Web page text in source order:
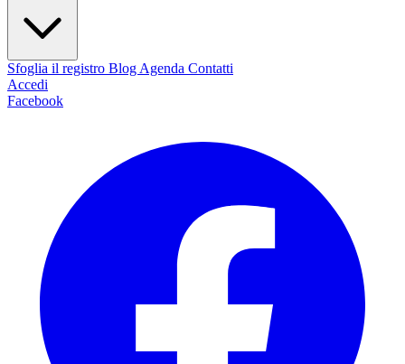
Sfoglia il registro Blog Agenda Contatti
Accedi
Facebook